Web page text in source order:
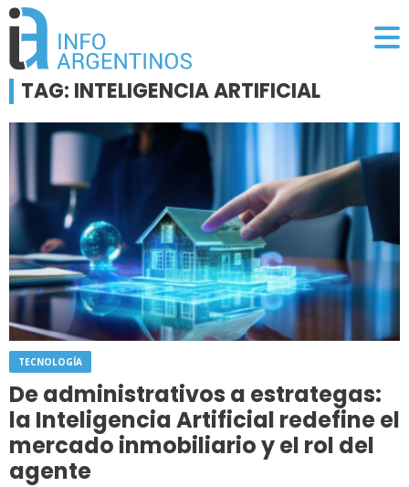
TAG: INTELIGENCIA ARTIFICIAL
TECNOLOGÍA
De administrativos a estrategas:
la Inteligencia Artificial redefine el
mercado inmobiliario y el rol del
agente